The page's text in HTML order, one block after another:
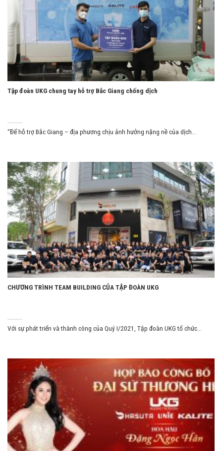
Tập đoàn UKG chung tay hỗ trợ Bắc Giang chống dịch
“Để hỗ trợ Bắc Giang – địa phương chịu ảnh hưởng nặng nề của dịch...
CHƯƠNG TRÌNH TEAM BUILDING CỦA TẬP ĐOÀN UKG
Với sự phát triển và thành công của Quý I/2021, Tập đoàn UKG tổ chức...